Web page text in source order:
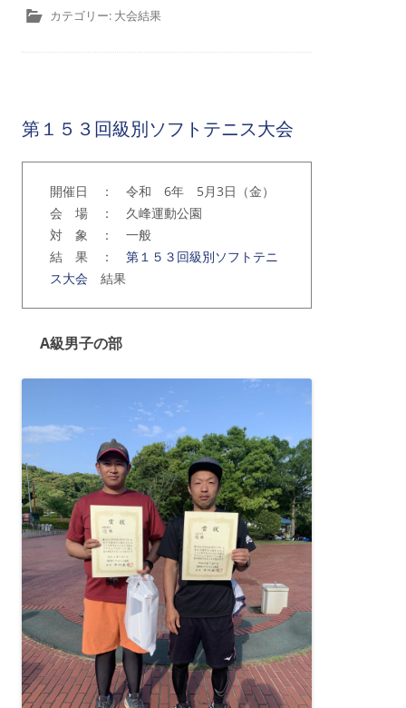
カテゴリー: 大会結果
第１５３回級別ソフトテニス大会
開催日 ： 令和 6年 5月3日（金）
会 場 ： 久峰運動公園
対 象 ： 一般
結 果 ： 第１５３回級別ソフトテニ
ス大会 結果
A級男子の部